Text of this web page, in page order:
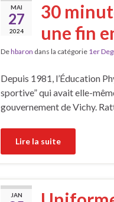
MAI
27
2024
30
une fin
Dehbaron dans la catégorie 1er
Depuis 1981, l’Éducation
sportive” qui avait elle-
gouvernement de Vichy.
Lire la suite
JAN